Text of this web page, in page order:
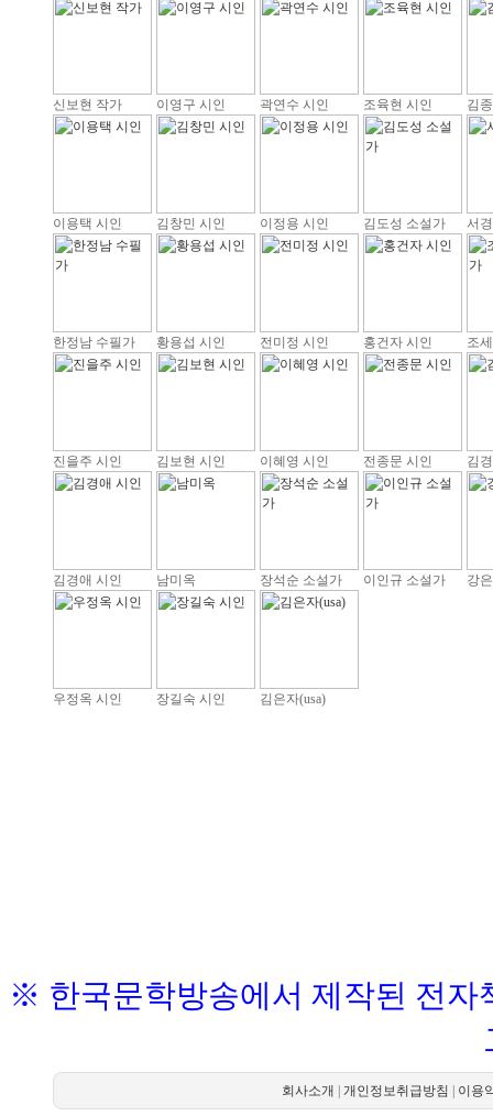
신보현 작가 이영구 시인 곽연수 시인 조육현 시인 김
이용택 시인 김창민 시인 이정용 시인 김도성 소설가 서
한정남 수필가 황용섭 시인 전미정 시인 홍건자 시인 조
진을주 시인 김보현 시인 이혜영 시인 전종문 시인 김
김경애 시인 남미옥 장석순 소설가 이인규 소설가 강
우정옥 시인 장길숙 시인 김은자(usa)
※ 한국문학방송에서 제작된 전자
회사소개 개인정보취급방침 이용